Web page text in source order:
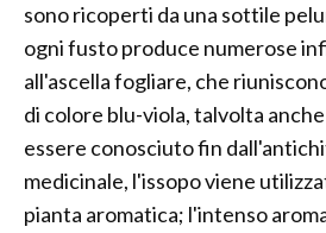
sono ricoperti da una sottile
ogni fusto produce numerose
all'ascella fogliare, che
di colore blu-viola, talvolta
essere conosciuto fin
medicinale, l'issopo viene
pianta aromatica; l'intenso